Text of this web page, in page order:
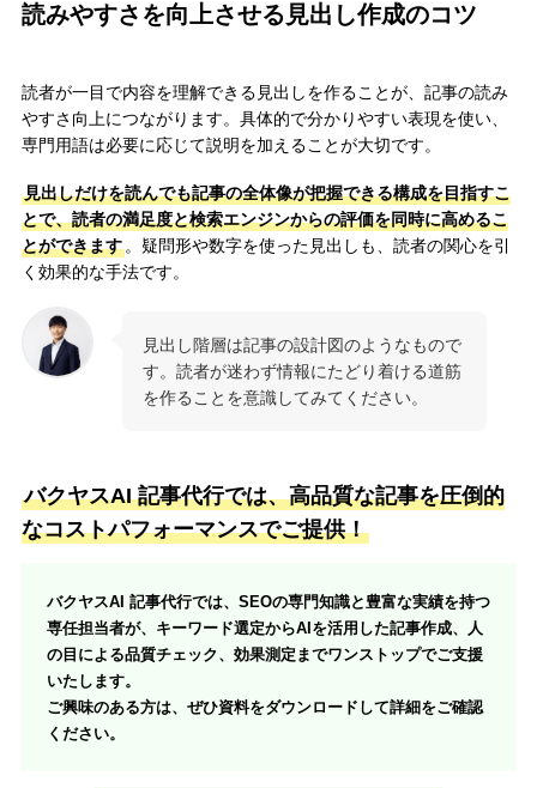
読みやすさを向上させる見出し作成のコツ
読者が一目で内容を理解できる見出しを作ることが、記事の読み
やすさ向上につながります。具体的で分かりやすい表現を使い、
専門用語は必要に応じて説明を加えることが大切です。
見出しだけを読んでも記事の全体像が把握できる構成を目指すこ
とで、読者の満足度と検索エンジンからの評価を同時に高めるこ
とができます。疑問形や数字を使った見出しも、読者の関心を引
く効果的な手法です。
見出し階層は記事の設計図のようなもので
す。読者が迷わず情報にたどり着ける道筋
を作ることを意識してみてください。
バクヤスAI 記事代行では、高品質な記事を圧倒的
なコストパフォーマンスでご提供！
バクヤスAI 記事代行では、SEOの専門知識と豊富な実績を持つ
専任担当者が、キーワード選定からAIを活用した記事作成、人
の目による品質チェック、効果測定までワンストップでご支援
いたします。
ご興味のある方は、ぜひ資料をダウンロードして詳細をご確認
ください。